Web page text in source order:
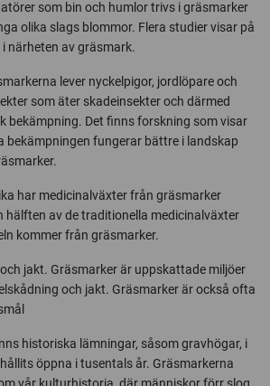
som bin och humlor trivs i gräsmarker
olika slags blommor. Flera studier visar på
närheten av gräsmark.
lever nyckelpigor, jordlöpare och
som äter skadeinsekter och därmed
bekämpning. Det finns forskning som visar
bekämpningen fungerar bättre i landskap
har medicinalväxter från gräsmarker
hälften av de traditionella medicinalväxter
kommer från gräsmarker.
jakt. Gräsmarker är uppskattade miljöer
och jakt. Gräsmarker är också ofta
historiska lämningar, såsom gravhögar, i
öppna i tusentals år. Gräsmarkerna
vår kulturhistoria, där människor förr slog